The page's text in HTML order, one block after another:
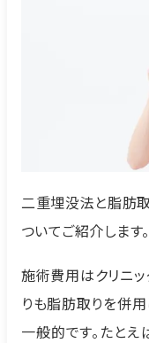
二重埋没法と脂肪
ついてご紹介します。
施術費用はクリニ
りも脂肪取りを併
一般的です。たと